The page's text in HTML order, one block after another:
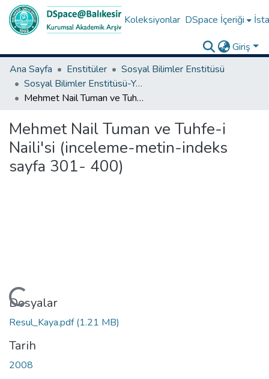
Koleksiyonlar DSpace İçeriği
Giriş
Ana Sayfa
Enstitüler
Sosyal Bilimler Enstitüsü
Sosyal Bilimler Enstitüsü-Yüksek Lisans Tezleri
Mehmet Nail Tuman ve Tuhfe-i Naili'si (inceleme-metin-indeks sayfa 301- 400)
Mehmet Nail Tuman ve Tuhfe-i
Naili'si (inceleme-metin-indeks
sayfa 301- 400)
Dosyalar
Resul_Kaya.pdf(1.21 MB)
Tarih
2008